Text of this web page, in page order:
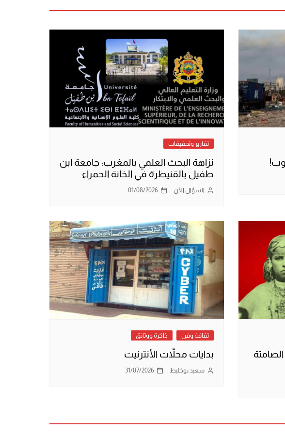
تقارير وتحقيقات
نزاهة البحث العلمي بالمغرب: جامعة ابن
طفيل بالقنيطرة في الخانة الحمراء
السؤال الآن 01/08/2026
ثقافة وفن ذاكرة ووثائق
بدايات محلاّت الأنترنيت
سعيد بوخليط 31/07/2026